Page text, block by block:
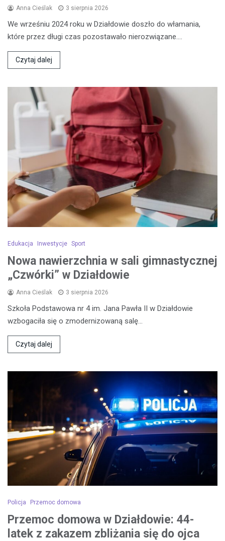
Anna Cieślak 3 sierpnia 2026
We wrześniu 2024 roku w Działdowie doszło do włamania,
które przez długi czas pozostawało nierozwiązane.…
Czytaj dalej
Edukacja Inwestycje Sport
Nowa nawierzchnia w sali gimnastycznej
„Czwórki” w Działdowie
Anna Cieślak 3 sierpnia 2026
Szkoła Podstawowa nr 4 im. Jana Pawła II w Działdowie
wzbogaciła się o zmodernizowaną salę…
Czytaj dalej
Policja Przemoc domowa
Przemoc domowa w Działdowie: 44-
latek z zakazem zbliżania się do ojca